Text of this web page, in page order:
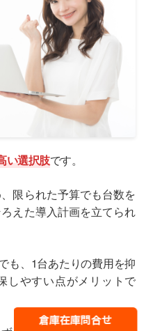
い選択肢です。
限られた予算でも台数を
えた導入計画を立てられ
も、1台あたりの費用を抑
しやすい点がメリットで